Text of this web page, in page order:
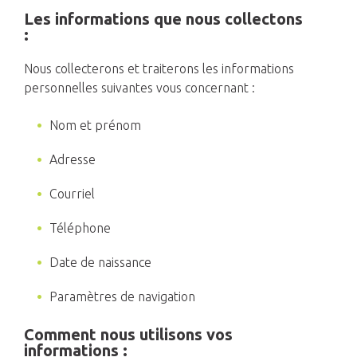
Les informations que nous collectons
:
Nous collecterons et traiterons les informations
personnelles suivantes vous concernant :
Nom et prénom
Adresse
Courriel
Téléphone
Date de naissance
Paramètres de navigation
Comment nous utilisons vos
informations :